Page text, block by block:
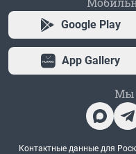
Google Play
App Gallery
Мы
Контактные данные для